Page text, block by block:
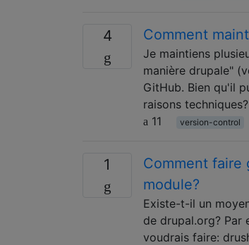
4 Comment
Je maintiens
manière drupale"
GitHub. Bien qu'il
raisons
11
version-control
1
Comment faire
module?
Existe-t-il un
de drupal.org? Par
voudrais faire: